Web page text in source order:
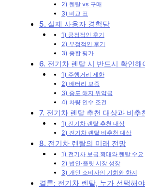
2) 렌탈 vs 구매
3) 비교 표
5. 실제 사용자 경험담
1) 긍정적인 후기
2) 부정적인 후기
3) 종합 평가
6. 전기차 렌탈 시 반드시 확인해
1) 주행거리 제한
2) 배터리 보증
3) 중도 해지 위약금
4) 차량 인수 조건
7. 전기차 렌탈 추천 대상과 비추
1) 전기차 렌탈 추천 대상
2) 전기차 렌탈 비추천 대상
8. 전기차 렌탈의 미래 전망
1) 전기차 보급 확대와 렌탈 수요
2) 법인·플릿 시장 성장
3) 개인 소비자의 기회와 한계
결론: 전기차 렌탈, 누가 선택해